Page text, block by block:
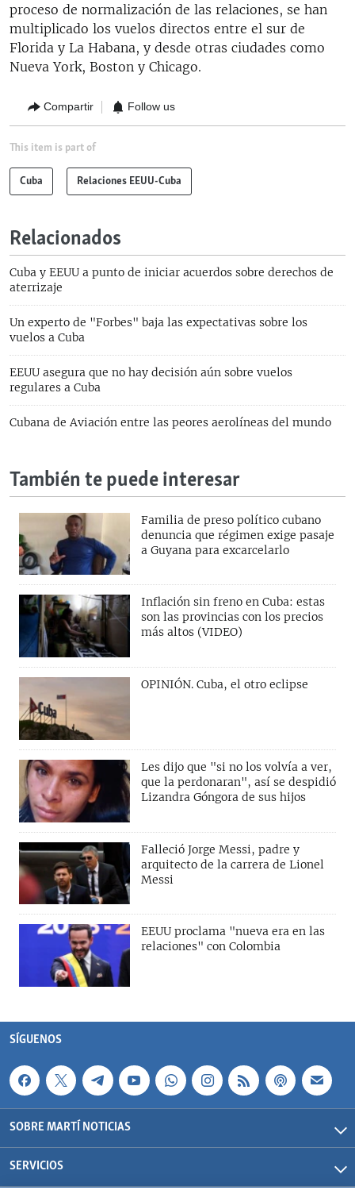
proceso de normalización de las relaciones, se han
multiplicado los vuelos directos entre el sur de
Florida y La Habana, y desde otras ciudades como
Nueva York, Boston y Chicago.
Compartir Follow us
This item is part of
Cuba Relaciones EEUU-Cuba
Relacionados
Cuba y EEUU a punto de iniciar acuerdos sobre derechos de
aterrizaje
Un experto de "Forbes" baja las expectativas sobre los
vuelos a Cuba
EEUU asegura que no hay decisión aún sobre vuelos
regulares a Cuba
Cubana de Aviación entre las peores aerolíneas del mundo
También te puede interesar
Familia de preso político cubano
denuncia que régimen exige pasaje
a Guyana para excarcelarlo
Inflación sin freno en Cuba: estas
son las provincias con los precios
más altos (VIDEO)
OPINIÓN. Cuba, el otro eclipse
Les dijo que "si no los volvía a ver,
que la perdonaran", así se despidió
Lizandra Góngora de sus hijos
Falleció Jorge Messi, padre y
arquitecto de la carrera de Lionel
Messi
EEUU proclama "nueva era en las
relaciones" con Colombia
SÍGUENOS
SOBRE MARTÍ NOTICIAS
SERVICIOS